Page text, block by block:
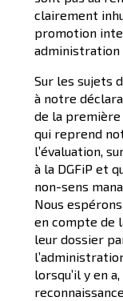
clairement
promotion
administration
Sur les sujets
à notre
de la première
qui reprend
l’évaluation,
à la DGFiP et
non-sens
Nous
en compte de
leur dossier
lorsqu’il y en